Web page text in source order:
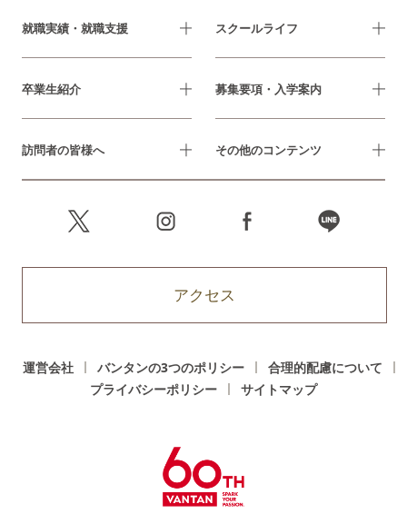
就職実績・就職支援 スクールライフ
卒業生紹介 募集要項・入学案内
訪問者の皆様へ その他のコンテンツ
アクセス
運営会社 バンタンの3つのポリシー
合理的配慮について
プライバシーポリシー
サイトマップ